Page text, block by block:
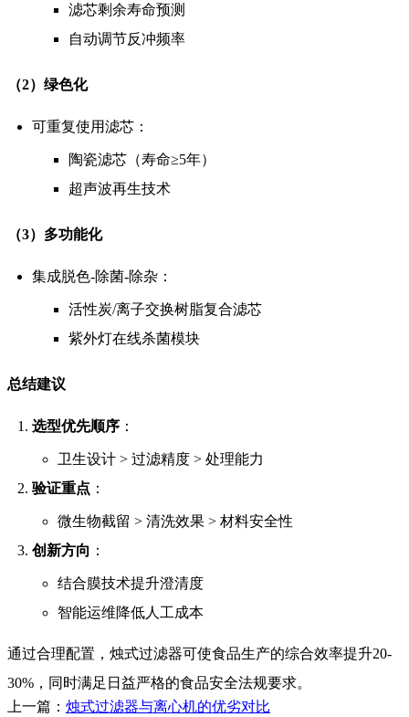
滤芯剩余寿命预测
自动调节反冲频率
（2）绿色化
可重复使用滤芯：
陶瓷滤芯（寿命≥5年）
超声波再生技术
（3）多功能化
集成脱色-除菌-除杂：
活性炭/离子交换树脂复合滤芯
紫外灯在线杀菌模块
总结建议
选型优先顺序 ：
卫生设计 > 过滤精度 > 处理能力
验证重点 ：
微生物截留 > 清洗效果 > 材料安全性
创新方向 ：
结合膜技术提升澄清度
智能运维降低人工成本
通过合理配置，烛式过滤器可使食品生产的综合效率提升20-
30%，同时满足日益严格的食品安全法规要求。
上一篇： 烛式过滤器与离心机的优劣对比